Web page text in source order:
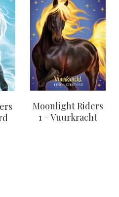
Moonlight Riders
1 – Vuurkracht